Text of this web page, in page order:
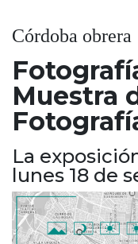
Córdoba obrera
Muestra
La
lunes 18 de